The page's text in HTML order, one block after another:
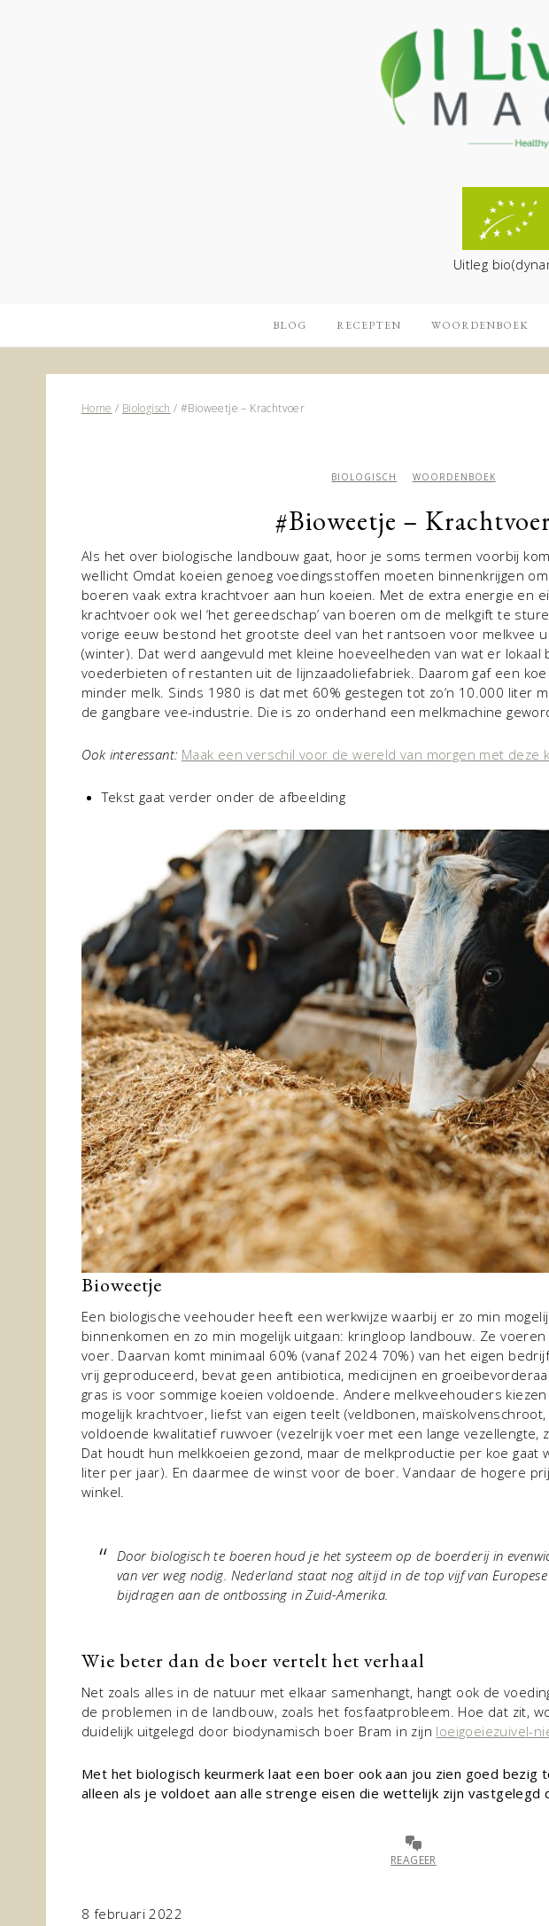
Uitleg
BLOG RECEPTEN WOORDENBOEK
Home / Biologisch / #Bioweetje – Krachtvoer
BIOLOGISCH WOORDENBOEK
#Bioweetje – Krachtvoer
Als het over biologische landbouw gaat, hoor je soms termen voorbij
wellicht Omdat koeien genoeg voedingsstoffen moeten binnenkrijgen
boeren vaak extra krachtvoer aan hun koeien. Met de extra energie en
krachtvoer ook wel ‘het gereedschap’ van boeren om de melkgift te
vorige eeuw bestond het grootste deel van het rantsoen voor melkvee
(winter). Dat werd aangevuld met kleine hoeveelheden van wat er lokaal
voederbieten of restanten uit de lijnzaadoliefabriek. Daarom gaf een
minder melk. Sinds 1980 is dat met 60% gestegen tot zo’n 10.000 liter
de gangbare vee-industrie. Die is zo onderhand een melkmachine
Ook interessant: Maak een verschil voor de wereld van morgen met deze
Tekst gaat verder onder de afbeelding
Bioweetje
Een biologische veehouder heeft een werkwijze waarbij er zo min
binnenkomen en zo min mogelijk uitgaan: kringloop landbouw. Ze
voer. Daarvan komt minimaal 60% (vanaf 2024 70%) van het eigen
vrij geproduceerd, bevat geen antibiotica, medicijnen en
gras is voor sommige koeien voldoende. Andere melkveehouders
mogelijk krachtvoer, liefst van eigen teelt (veldbonen,
voldoende kwalitatief ruwvoer (vezelrijk voer met een lange vezellengte,
Dat houdt hun melkkoeien gezond, maar de melkproductie per koe gaat
liter per jaar). En daarmee de winst voor de boer. Vandaar de hogere
winkel.
Door biologisch te boeren houd je het systeem op de boerderij in
van ver weg nodig. Nederland staat nog altijd in de top vijf van
bijdragen aan de ontbossing in Zuid-Amerika.
Wie beter dan de boer vertelt het verhaal
Net zoals alles in de natuur met elkaar samenhangt, hangt ook de
de problemen in de landbouw, zoals het fosfaatprobleem. Hoe dat zit,
duidelijk uitgelegd door biodynamisch boer Bram in zijn loeigoeiezuivel-
Met het biologisch keurmerk laat een boer ook aan jou zien goed bezig
alleen als je voldoet aan alle strenge eisen die wettelijk zijn vastgelegd
REAGEER
8 februari 2022